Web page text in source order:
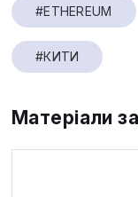
#ETHEREUM
#КИТИ
Матеріали